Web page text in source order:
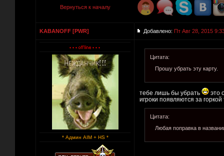
Вернуться к началу
KABANOFF [PWR] Добавлено: Пт Авг 28, 2015
* Админ AIM + HS *
Цитата:
Прошу убрать эту карту.
тебе лишь бы убрать
это
игроки появляются за
Цитата:
Любая поправка в